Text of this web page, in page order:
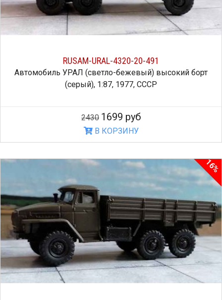
RUSAM-URAL-4320-20-491
Автомобиль УРАЛ (светло-бежевый) высокий борт
(серый), 1:87, 1977, СССР
2430 1699 руб
В КОРЗИНУ
16%